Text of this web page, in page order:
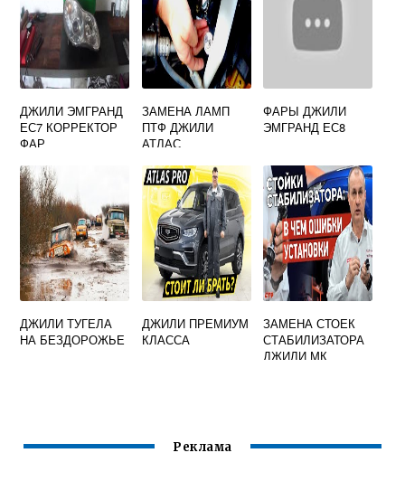
ДЖИЛИ ЭМГРАНД
ЕС7 КОРРЕКТОР
ФАР
ЗАМЕНА ЛАМП
ПТФ ДЖИЛИ
АТЛАС
ФАРЫ ДЖИЛИ
ЭМГРАНД ЕС8
ДЖИЛИ ТУГЕЛА
НА БЕЗДОРОЖЬЕ
ДЖИЛИ ПРЕМИУМ
КЛАССА
ЗАМЕНА СТОЕК
СТАБИЛИЗАТОРА
ДЖИЛИ МК
Реклама